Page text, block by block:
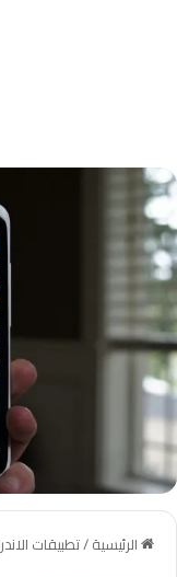
الرئيسية/تطبيقات